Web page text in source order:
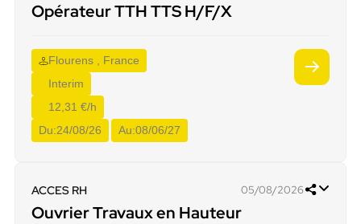
Opérateur TTH TTS H/F/X
Flourens , France
Interim
12,31 €/h
Du:24/08/26 Au:08/06/27
ACCES RH 05/08/2026
Ouvrier Travaux en Hauteur